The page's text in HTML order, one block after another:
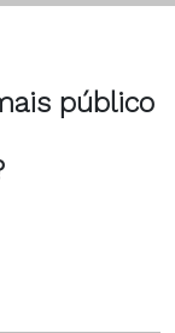
público